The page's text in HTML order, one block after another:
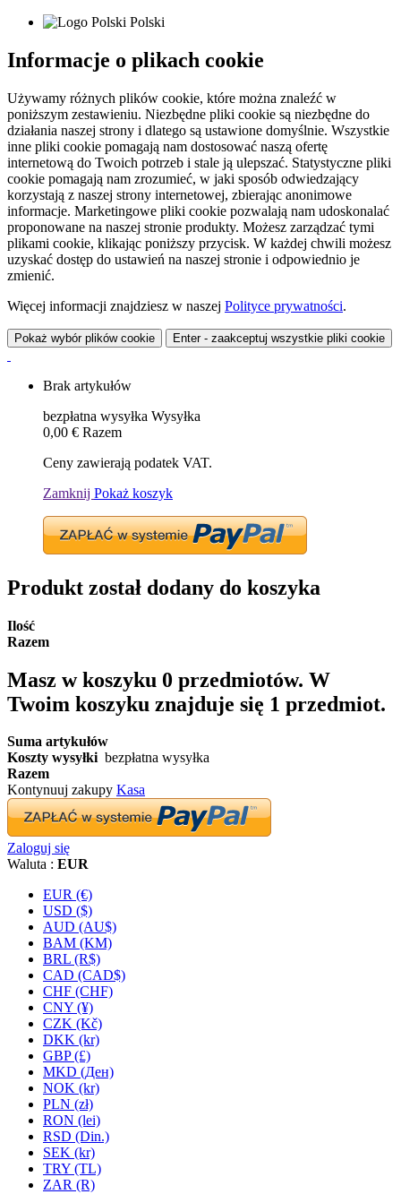
Polski
Informacje o plikach cookie
Używamy różnych plików cookie, które można znaleźć w
poniższym zestawieniu. Niezbędne pliki cookie są niezbędne do
działania naszej strony i dlatego są ustawione domyślnie. Wszystkie
inne pliki cookie pomagają nam dostosować naszą ofertę
internetową do Twoich potrzeb i stale ją ulepszać. Statystyczne pliki
cookie pomagają nam zrozumieć, w jaki sposób odwiedzający
korzystają z naszej strony internetowej, zbierając anonimowe
informacje. Marketingowe pliki cookie pozwalają nam udoskonalać
proponowane na naszej stronie produkty. Możesz zarządzać tymi
plikami cookie, klikając poniższy przycisk. W każdej chwili możesz
uzyskać dostęp do ustawień na naszej stronie i odpowiednio je
zmienić.
Więcej informacji znajdziesz w naszej Polityce prywatności.
Pokaż wybór plików cookie Enter - zaakceptuj wszystkie pliki cookie
Brak artykułów
bezpłatna wysyłka Wysyłka
0,00 € Razem
Ceny zawierają podatek VAT.
Zamknij Pokaż koszyk
Produkt został dodany do koszyka
Ilość
Razem
Masz w koszyku 0 przedmiotów. W
Twoim koszyku znajduje się 1 przedmiot.
Suma artykułów
Koszty wysyłki bezpłatna wysyłka
Razem
Kontynuuj zakupy Kasa
Zaloguj się
Waluta : EUR
EUR (€)
USD ($)
AUD (AU$)
BAM (KM)
BRL (R$)
CAD (CAD$)
CHF (CHF)
CNY (¥)
CZK (Kč)
DKK (kr)
GBP (£)
MKD (Ден)
NOK (kr)
PLN (zł)
RON (lei)
RSD (Din.)
SEK (kr)
TRY (TL)
ZAR (R)